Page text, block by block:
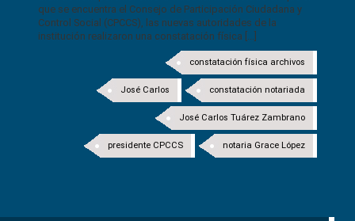
que se encuentra el Consejo de Participación Ciudadana y
Control Social (CPCCS), las nuevas autoridades de la
institución realizaron una constatación física [...]
constatación física archivos
constatación notariada
José Carlos
José Carlos Tuárez Zambrano
notaria Grace López
presidente CPCCS